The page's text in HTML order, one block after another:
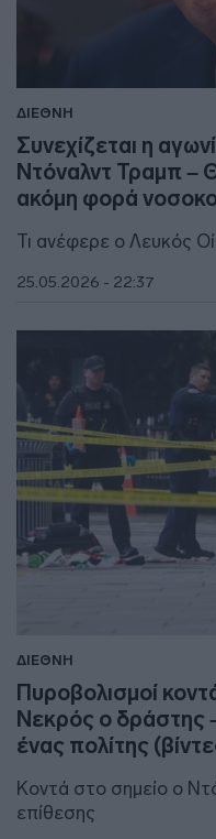
ΔΙΕΘΝΗ
Συνεχίζεται η
Ντόναλντ Τραμπ –
ακόμη φορά
Τι ανέφερε ο Λευκός
25.05.2026 - 22:37
ΔΙΕΘΝΗ
Πυροβολισμοί
Νεκρός o δράστης
ένας πολίτης
Κοντά στο σημείο ο
επίθεσης